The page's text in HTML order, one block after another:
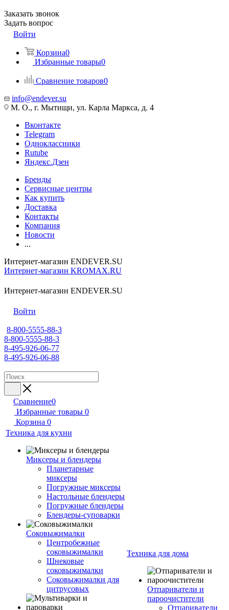
Заказать звонок
Задать вопрос
Войти
Корзина0
Избранные товары0
Сравнение товаров0
info@endever.su
М. О., г. Мытищи, ул. Карла Маркса, д. 4
Вконтакте
Telegram
Одноклассники
Rutube
Яндекс.Дзен
Бренды
Сервисные центры
Как купить
Доставка
Контакты
Компания
Новости
...
Интернет-магазин ENDEVER.SU
Интернет-магазин KROMAX.RU
Интернет-магазин ENDEVER.SU
Войти
8-800-5555-88-3
8-800-5555-88-3
8-495-926-06-77
8-495-926-06-88
Сравнение0
Избранные товары 0
Корзина 0
Техника для кухни
Миксеры и блендеры
Планетарные
миксеры
Погружные миксеры
Настольные блендеры
Погружные блендеры
Блендеры-суповарки
Соковыжималки
Центробежные
соковыжималки
Шнековые
соковыжималки
Соковыжималки для
цитрусовых
Техника для дома
Отпариватели и
пароочистители
Отпариватели